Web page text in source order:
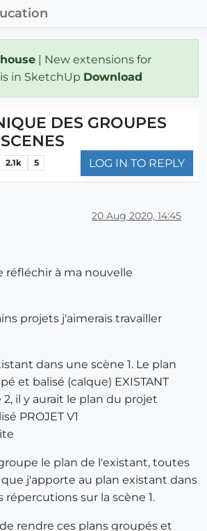
| New extensions for
in SketchUp Download
DES GROUPES
2.1k 5 LOG IN TO REPLY
20 Aug 2020, 14:45
réfléchir à ma nouvelle
projets j'aimerais travailler
dans une scène 1. Le plan
et balisé (calque) EXISTANT
2, il y aurait le plan du projet
PROJET V1
le plan de l'existant, toutes
j'apporte au plan existant dans
répercutions sur la scène 1.
rendre ces plans groupés et